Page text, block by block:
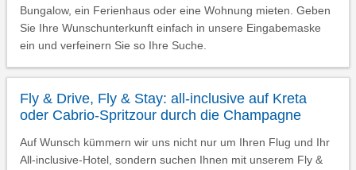
Bungalow, ein Ferienhaus oder eine Wohnung mieten. Geben
Sie Ihre Wunschunterkunft einfach in unsere Eingabemaske
ein und verfeinern Sie so Ihre Suche.
Fly & Drive, Fly & Stay: all-inclusive auf Kreta
oder Cabrio-Spritzour durch die Champagne
Auf Wunsch kümmern wir uns nicht nur um Ihren Flug und Ihr
All-inclusive-Hotel, sondern suchen Ihnen mit unserem Fly &